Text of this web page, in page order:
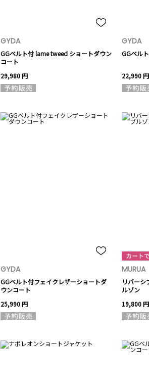
GYDA
GGベルト付 lame tweed ショートダウン
コート
29,980 円
GYDA
GGベル
22,990 円
GYDA
GGベルト付フェイクレザーショートダ
ウンコート
25,990 円
MURUA
リバーシ
ルゾン
19,800 円